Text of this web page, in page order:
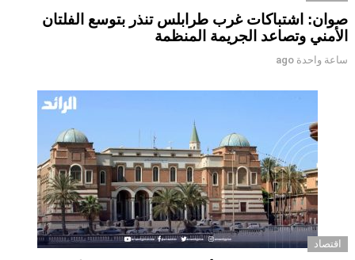
صوان: اشتباكات غرب طرابلس تنذر بتوسع الفلتان
الأمني وتصاعد الجريمة المنظمة
ساعة واحدة ago
اقتصاد